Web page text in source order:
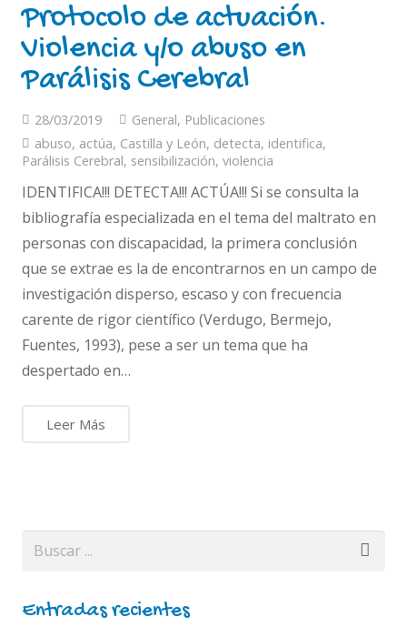
Protocolo de actuación.
Violencia y/o abuso en
Parálisis Cerebral
28/03/2019 General, Publicaciones
abuso, actúa, Castilla y León, detecta, identifica,
Parálisis Cerebral, sensibilización, violencia
IDENTIFICA!!! DETECTA!!! ACTÚA!!! Si se consulta la
bibliografía especializada en el tema del maltrato en
personas con discapacidad, la primera conclusión
que se extrae es la de encontrarnos en un campo de
investigación disperso, escaso y con frecuencia
carente de rigor científico (Verdugo, Bermejo,
Fuentes, 1993), pese a ser un tema que ha
despertado en…
Leer Más
Entradas recientes